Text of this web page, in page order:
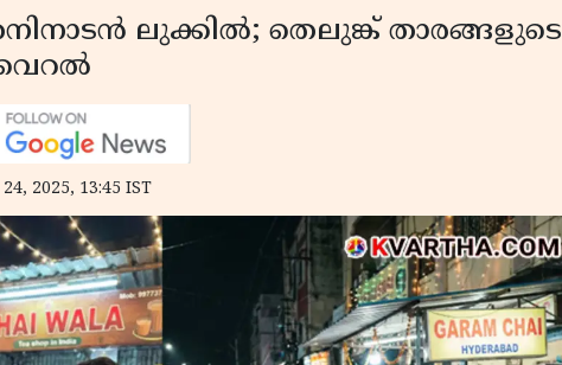
ലുക്കിൽ; തെലുങ്ക് താരങ്ങളുടെ
2025, 13:45 IST